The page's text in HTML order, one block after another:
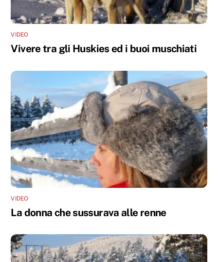
VIDEO
Vivere tra gli Huskies ed i buoi muschiati
VIDEO
La donna che sussurava alle renne